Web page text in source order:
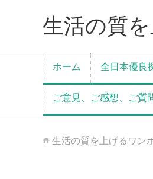
生活の質
ホーム 全日本優良
ご意見、ご感想、ご質
生活の質を上げるワン